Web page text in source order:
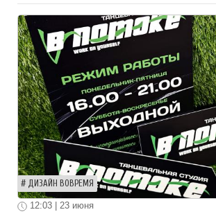
ДИЗАЙН ВОВРЕМЯ
12:03 | 23 июня